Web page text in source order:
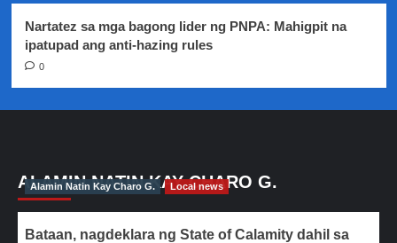
Nartatez sa mga bagong lider ng PNPA: Mahigpit na
ipatupad ang anti-hazing rules
0
ALAMIN NATIN KAY CHARO G.
Alamin Natin Kay Charo G. Local news
Bataan, nagdeklara ng State of Calamity dahil sa